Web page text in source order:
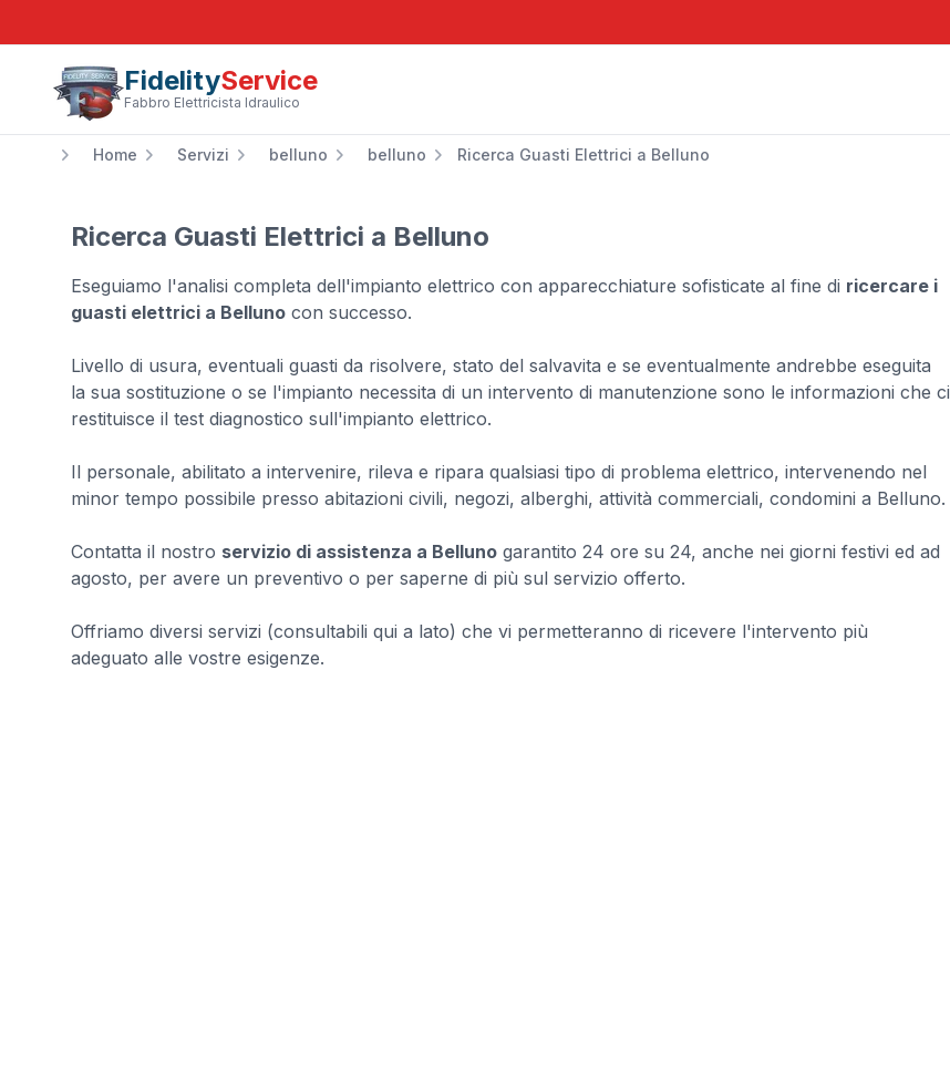
FidelityService
Fabbro Elettricista Idraulico
Home Servizi belluno belluno Ricerca Guasti Elettrici a Belluno
Ricerca Guasti Elettrici a Belluno
Eseguiamo l'analisi completa dell'impianto elettrico con apparecchiature sofisticate al fine di ricercare i
guasti elettrici a Belluno con successo.
Livello di usura, eventuali guasti da risolvere, stato del salvavita e se eventualmente andrebbe eseguita
la sua sostituzione o se l'impianto necessita di un intervento di manutenzione sono le informazioni che ci
restituisce il test diagnostico sull'impianto elettrico.
Il personale, abilitato a intervenire, rileva e ripara qualsiasi tipo di problema elettrico, intervenendo nel
minor tempo possibile presso abitazioni civili, negozi, alberghi, attività commerciali, condomini a Belluno.
Contatta il nostro servizio di assistenza a Belluno garantito 24 ore su 24, anche nei giorni festivi ed ad
agosto, per avere un preventivo o per saperne di più sul servizio offerto.
Offriamo diversi servizi (consultabili qui a lato) che vi permetteranno di ricevere l'intervento più
adeguato alle vostre esigenze.